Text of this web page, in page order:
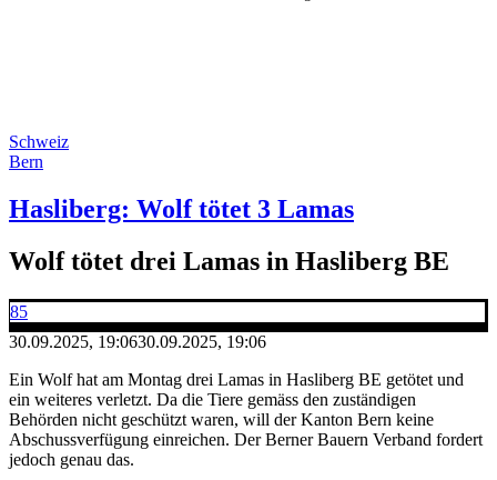
Schweiz
Bern
Hasliberg: Wolf tötet 3 Lamas
Wolf tötet drei Lamas in Hasliberg BE
85
30.09.2025, 19:0630.09.2025, 19:06
Ein Wolf hat am Montag drei Lamas in Hasliberg BE getötet und
ein weiteres verletzt. Da die Tiere gemäss den zuständigen
Behörden nicht geschützt waren, will der Kanton Bern keine
Abschussverfügung einreichen. Der Berner Bauern Verband fordert
jedoch genau das.